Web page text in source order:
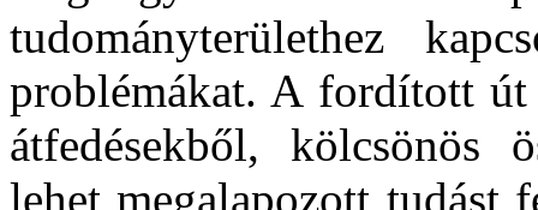
tudományterülethez
problémákat. A fordított út
átfedésekből, kölcsönös
lehet megalapozott tudást